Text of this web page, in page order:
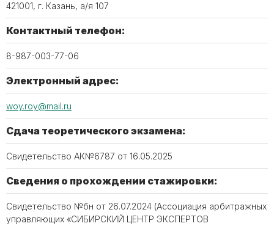
421001, г. Казань, а/я 107
Контактный телефон:
8-987-003-77-06
Электронный адрес:
woy.roy@mail.ru
Сдача теоретического экзамена:
Свидетельство АК№6787 от 16.05.2025
Сведения о прохождении стажировки:
Свидетельство №бн от 26.07.2024 (Ассоциация арбитражных
управляющих «СИБИРСКИЙ ЦЕНТР ЭКСПЕРТОВ